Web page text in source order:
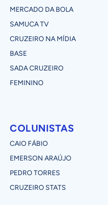
MERCADO DA BOLA
SAMUCA TV
CRUZEIRO NA MÍDIA
BASE
SADA CRUZEIRO
FEMININO
COLUNISTAS
CAIO FÁBIO
EMERSON ARAÚJO
PEDRO TORRES
CRUZEIRO STATS